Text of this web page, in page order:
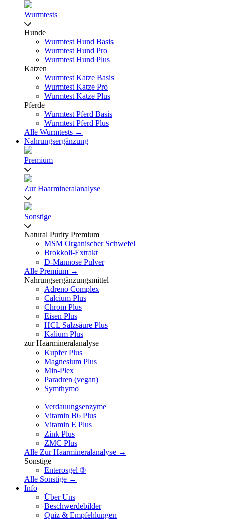
Wurmtests
Hunde
Wurmtest Hund Basis
Wurmtest Hund Pro
Wurmtest Hund Plus
Katzen
Wurmtest Katze Basis
Wurmtest Katze Pro
Wurmtest Katze Plus
Pferde
Wurmtest Pferd Basis
Wurmtest Pferd Plus
Alle Wurmtests →
Nahrungsergänzung
Premium
Zur Haarmineralanalyse
Sonstige
Natural Purity Premium
MSM Organischer Schwefel
Brokkoli-Extrakt
D-Mannose Pulver
Alle Premium →
Nahrungsergänzungsmittel
Adreno Complex
Calcium Plus
Chrom Plus
Eisen Plus
HCL Salzsäure Plus
Kalium Plus
zur Haarmineralanalyse
Kupfer Plus
Magnesium Plus
Min-Plex
Paradren (vegan)
Symthymo
Verdauungsenzyme
Vitamin B6 Plus
Vitamin E Plus
Zink Plus
ZMC Plus
Alle Zur Haarmineralanalyse →
Sonstige
Enterosgel ®
Alle Sonstige →
Info
Über Uns
Beschwerdebilder
Quiz & Empfehlungen